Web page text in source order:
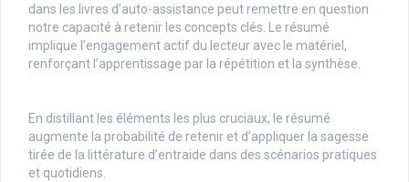
dans les livres d’auto-assistance peut remettre en question
notre capacité à retenir les concepts clés. Le résumé
implique l’engagement actif du lecteur avec le matériel,
renforçant l’apprentissage par la répétition et la synthèse.
En distillant les éléments les plus cruciaux, le résumé
augmente la probabilité de retenir et d’appliquer la sagesse
tirée de la littérature d’entraide dans des scénarios pratiques
et quotidiens.